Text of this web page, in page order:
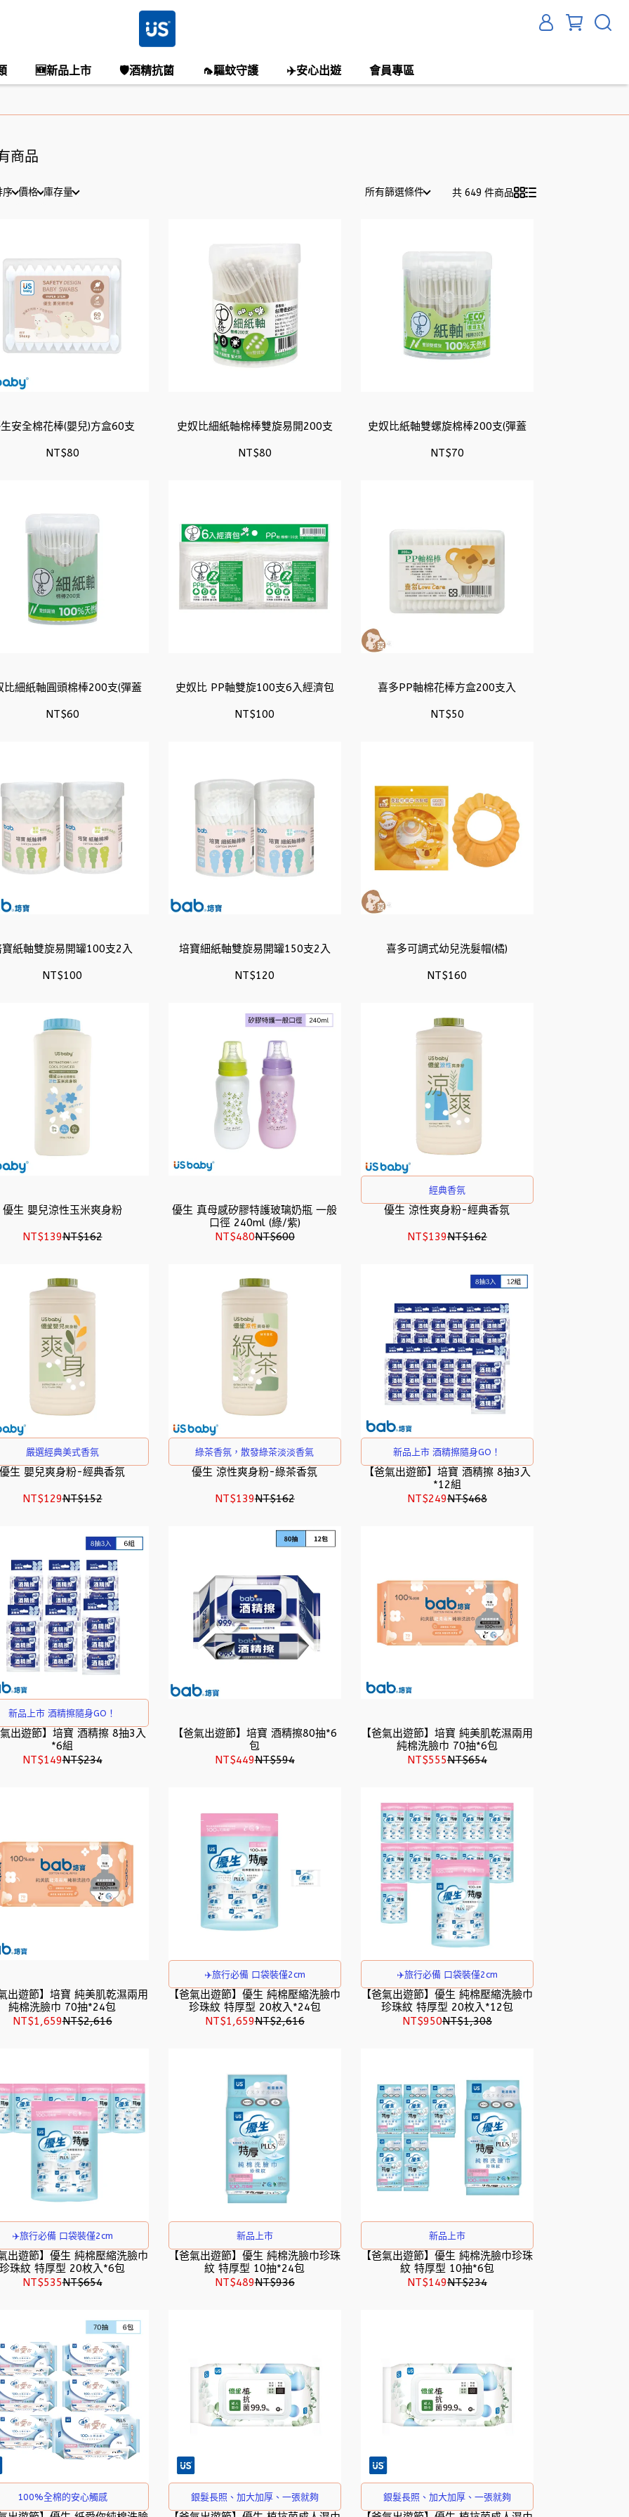
🆕新品上市 🛡️酒精抗菌 🦟驅蚊守護 ✈️安心出遊 會員專區
商品
序 價格 庫存量 所有篩選條件 共 649 件商品
安全棉花棒(嬰兒)方盒60支
NT$80
史奴比細紙軸棉棒雙旋易開200支
NT$80
史奴比紙軸雙螺旋棉棒200支(彈蓋
NT$70
比細紙軸圓頭棉棒200支(彈蓋
NT$60
史奴比 PP軸雙旋100支6入經濟包
NT$100
喜多PP軸棉花棒方盒200支入
NT$50
寶紙軸雙旋易開罐100支2入
NT$100
培寶細紙軸雙旋易開罐150支2入
NT$120
喜多可調式幼兒洗髮帽(橘)
NT$160
優生 嬰兒涼性玉米爽身粉
NT$139NT$162
優生 真母感矽膠特護玻璃奶瓶 一般
口徑 240ml (綠/紫)
NT$480NT$600
經典香氛
優生 涼性爽身粉-經典香氛
NT$139NT$162
嚴選經典美式香氛
優生 嬰兒爽身粉-經典香氛
NT$129NT$152
綠茶香氛，散發綠茶淡淡香氣
優生 涼性爽身粉-綠茶香氛
NT$139NT$162
新品上市 酒精擦隨身GO！
【爸氣出遊節】培寶 酒精擦 8抽3入
*12組
NT$249NT$468
新品上市 酒精擦隨身GO！
出遊節】培寶 酒精擦 8抽3入
*6組
NT$149NT$234
【爸氣出遊節】培寶 酒精擦80抽*6
包
NT$449NT$594
【爸氣出遊節】培寶 純美肌乾濕兩用
純棉洗臉巾 70抽*6包
NT$555NT$654
出遊節】培寶 純美肌乾濕兩用
純棉洗臉巾 70抽*24包
NT$1,659NT$2,616
✈️旅行必備 口袋裝僅2cm
【爸氣出遊節】優生 純棉壓縮洗臉巾
珍珠紋 特厚型 20枚入*24包
NT$1,659NT$2,616
✈️旅行必備 口袋裝僅2cm
【爸氣出遊節】優生 純棉壓縮洗臉巾
珍珠紋 特厚型 20枚入*12包
NT$950NT$1,308
✈️旅行必備 口袋裝僅2cm
出遊節】優生 純棉壓縮洗臉巾
珍珠紋 特厚型 20枚入*6包
NT$535NT$654
新品上市
【爸氣出遊節】優生 純棉洗臉巾珍珠
紋 特厚型 10抽*24包
NT$489NT$936
新品上市
【爸氣出遊節】優生 純棉洗臉巾珍珠
紋 特厚型 10抽*6包
NT$149NT$234
100%全棉的安心觸感 銀髮長照、加大加厚、一張就夠 銀髮長照、加大加厚、一張就夠